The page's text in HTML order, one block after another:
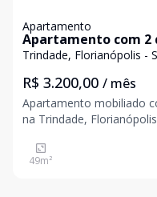
Apartamento
Apartamento com 2
Trindade,
Trindade, Florianópolis -
R$ 3.200,00 / mês
Apartamento mobiliado
na Trindade, Florianópolis. Apartamento
conforto, praticidade e
em uma das regiões
49m²